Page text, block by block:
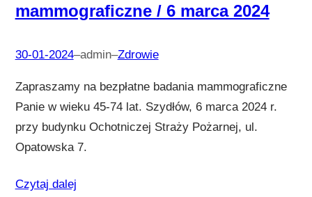
mammograficzne / 6 marca 2024
30-01-2024–admin–Zdrowie
Zapraszamy na bezpłatne badania mammograficzne
Panie w wieku 45-74 lat. Szydłów, 6 marca 2024 r.
przy budynku Ochotniczej Straży Pożarnej, ul.
Opatowska 7.
Czytaj dalej